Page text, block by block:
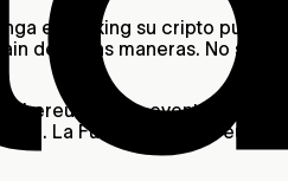
en staking su cripto puede
de varias maneras. No solo
en un evento
La Fundación Ethereum